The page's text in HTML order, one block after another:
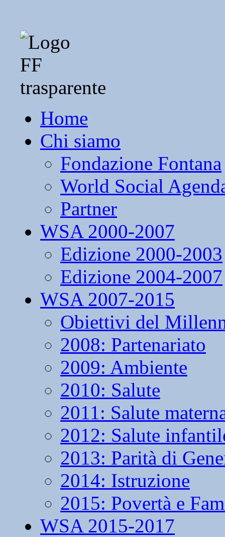
Home
Chi siamo
Fondazione Fontana
World Social
Partner
WSA 2000-2007
Edizione 2000-2003
Edizione 2004-2007
WSA 2007-2015
Obiettivi del
2008: Partenariato
2009: Ambiente
2010: Salute
2011: Salute
2012: Salute
2013: Parità di
2014: Istruzione
2015: Povertà e
WSA 2015-2017